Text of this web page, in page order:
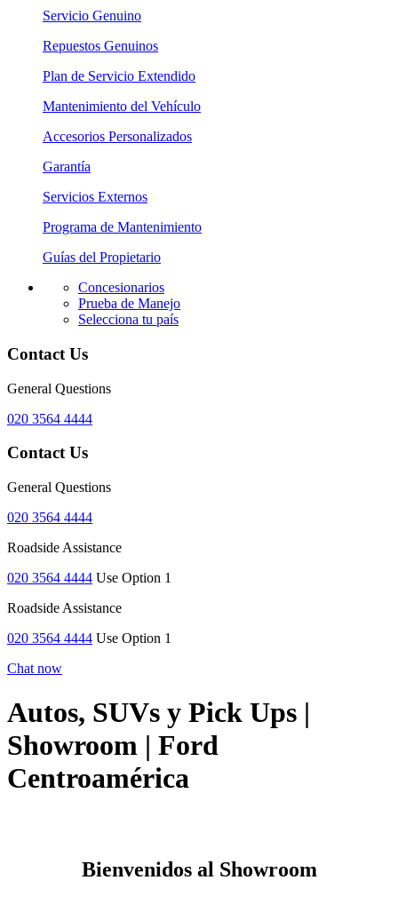
Servicio Genuino
Repuestos Genuinos
Plan de Servicio Extendido
Mantenimiento del Vehículo
Accesorios Personalizados
Garantía
Servicios Externos
Programa de Mantenimiento
Guías del Propietario
Concesionarios
Prueba de Manejo
Selecciona tu país
Contact Us
General Questions
020 3564 4444
Contact Us
General Questions
020 3564 4444
Roadside Assistance
020 3564 4444 Use Option 1
Roadside Assistance
020 3564 4444 Use Option 1
Chat now
Autos, SUVs y Pick Ups |
Showroom | Ford
Centroamérica
Bienvenidos al Showroom